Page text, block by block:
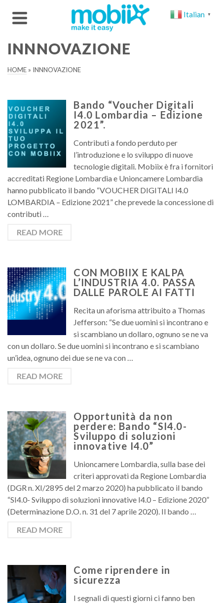
INNNOVAZIONE
HOME » INNNOVAZIONE
Bando “Voucher Digitali
I4.0 Lombardia – Edizione
2021”.
Contributi a fondo perduto per
l’introduzione e lo sviluppo di nuove
tecnologie digitali. Mobiix è fra i fornitori
accreditati Regione Lombardia e Unioncamere Lombardia
hanno pubblicato il bando “VOUCHER DIGITALI I4.0
LOMBARDIA – Edizione 2021” che prevede la concessione di
contributi …
READ MORE
CON MOBIIX E KALPA
L’INDUSTRIA 4.0. PASSA
DALLE PAROLE AI FATTI
Recita un aforisma attribuito a Thomas
Jefferson: “Se due uomini si incontrano e
si scambiano un dollaro, ognuno se ne va
con un dollaro. Se due uomini si incontrano e si scambiano
un’idea, ognuno dei due se ne va con …
READ MORE
Opportunità da non
perdere: Bando “SI4.0-
Sviluppo di soluzioni
innovative I4.0”
Unioncamere Lombardia, sulla base dei
criteri approvati da Regione Lombardia
(DGR n. XI/2895 del 2 marzo 2020) ha pubblicato il bando
“SI4.0- Sviluppo di soluzioni innovative I4.0 – Edizione 2020”
(Determinazione D.O. n. 31 del 7 aprile 2020). Il bando …
READ MORE
Come riprendere in
sicurezza
I segnali di questi giorni ci fanno ben
Italian ▼